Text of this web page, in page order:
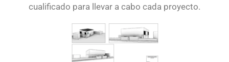
cualificado para llevar a cabo cada proyecto.